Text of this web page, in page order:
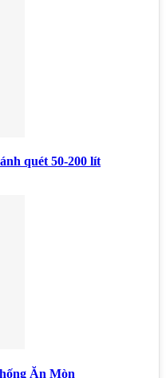
quét 50-200 lít
Ăn Mòn